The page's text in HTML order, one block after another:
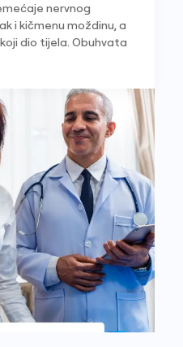
nervnog
i kičmenu moždinu, a
dio tijela. Obuhvata